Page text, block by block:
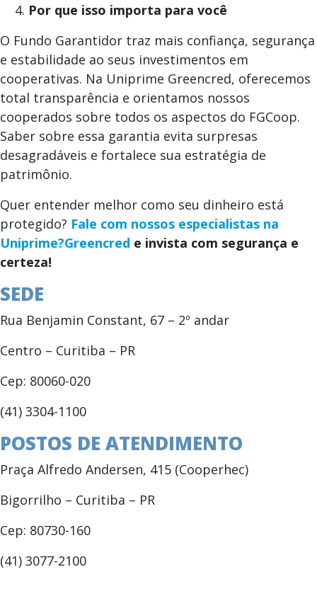
Por que isso importa para você
O Fundo Garantidor traz mais confiança, segurança
e estabilidade ao seus investimentos em
cooperativas. Na Uniprime Greencred, oferecemos
total transparência e orientamos nossos
cooperados sobre todos os aspectos do FGCoop.
Saber sobre essa garantia evita surpresas
desagradáveis e fortalece sua estratégia de
patrimônio.
Quer entender melhor como seu dinheiro está
protegido? Fale com nossos especialistas na
Uniprime?Greencred e invista com segurança e
certeza!
SEDE
Rua Benjamin Constant, 67 – 2º andar
Centro – Curitiba – PR
Cep: 80060-020
(41) 3304-1100
POSTOS DE ATENDIMENTO
Praça Alfredo Andersen, 415 (Cooperhec)
Bigorrilho – Curitiba – PR
Cep: 80730-160
(41) 3077-2100